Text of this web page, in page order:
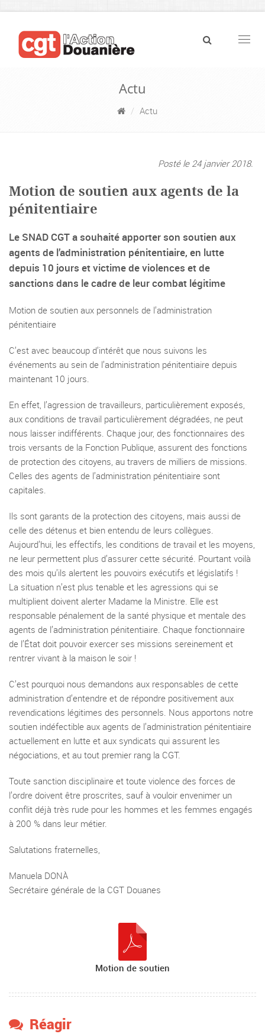
Actu
Actu
Posté le 24 janvier 2018.
Motion de soutien aux agents de la
pénitentiaire
Le SNAD CGT a souhaité apporter son soutien aux
agents de l’administration pénitentiaire, en lutte
depuis 10 jours et victime de violences et de
sanctions dans le cadre de leur combat légitime
Motion de soutien aux personnels de l’administration
pénitentiaire
C’est avec beaucoup d’intérêt que nous suivons les
événements au sein de l’administration pénitentiaire depuis
maintenant 10 jours.
En effet, l’agression de travailleurs, particulièrement exposés,
aux conditions de travail particulièrement dégradées, ne peut
nous laisser indifférents. Chaque jour, des fonctionnaires des
trois versants de la Fonction Publique, assurent des fonctions
de protection des citoyens, au travers de milliers de missions.
Celles des agents de l’administration pénitentiaire sont
capitales.
Ils sont garants de la protection des citoyens, mais aussi de
celle des détenus et bien entendu de leurs collègues.
Aujourd’hui, les effectifs, les conditions de travail et les moyens,
ne leur permettent plus d’assurer cette sécurité. Pourtant voilà
des mois qu’ils alertent les pouvoirs exécutifs et législatifs !
La situation n’est plus tenable et les agressions qui se
multiplient doivent alerter Madame la Ministre. Elle est
responsable pénalement de la santé physique et mentale des
agents de l’administration pénitentiaire. Chaque fonctionnaire
de l’État doit pouvoir exercer ses missions sereinement et
rentrer vivant à la maison le soir !
C’est pourquoi nous demandons aux responsables de cette
administration d’entendre et de répondre positivement aux
revendications légitimes des personnels. Nous apportons notre
soutien indéfectible aux agents de l’administration pénitentiaire
actuellement en lutte et aux syndicats qui assurent les
négociations, et au tout premier rang la CGT.
Toute sanction disciplinaire et toute violence des forces de
l’ordre doivent être proscrites, sauf à vouloir envenimer un
conflit déjà très rude pour les hommes et les femmes engagés
à 200 % dans leur métier.
Salutations fraternelles,
Manuela DONÀ
Secrétaire générale de la CGT Douanes
Motion de soutien
Réagir